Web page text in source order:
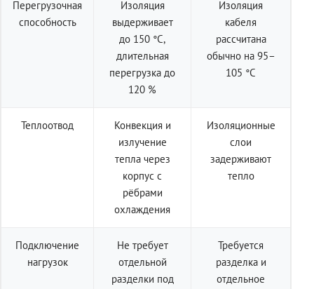
Перегрузочная
способность
Изоляция
выдерживает
до 150 °C,
длительная
перегрузка до
120 %
Изоляция
кабеля
рассчитана
обычно на 95–
105 °C
Теплоотвод
Конвекция и
излучение
тепла через
корпус с
рёбрами
охлаждения
Изоляционные
слои
задерживают
тепло
Подключение
нагрузок
Не требует
отдельной
разделки под
Требуется
разделка и
отдельное